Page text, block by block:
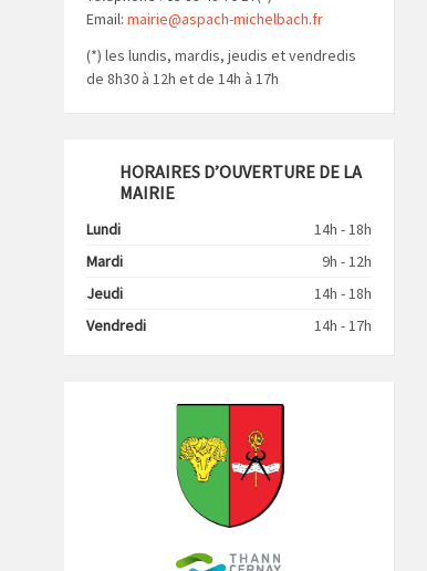
Email: mairie@aspach-michelbach.fr
(*) les lundis, mardis, jeudis et vendredis
de 8h30 à 12h et de 14h à 17h
HORAIRES D’OUVERTURE DE LA
MAIRIE
Lundi
14h - 18h
Mardi
9h - 12h
Jeudi
14h - 18h
Vendredi
14h - 17h